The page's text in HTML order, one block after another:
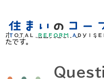
ホーム > 組合員さまアンケート
たです。